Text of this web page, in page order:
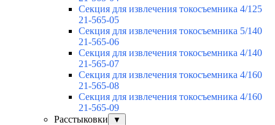
Секция для извлечения токосъемника 4/125
21-565-05
Секция для извлечения токосъемника 5/140
21-565-06
Секция для извлечения токосъемника 4/140
21-565-07
Секция для извлечения токосъемника 4/160
21-565-08
Секция для извлечения токосъемника 4/160
21-565-09
Расстыковки
▼